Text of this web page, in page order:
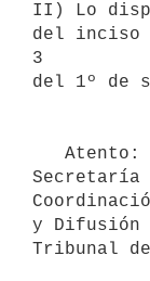
II) Lo
del inciso
3
del 1º de
Secretaría
y Difusión
Tribunal